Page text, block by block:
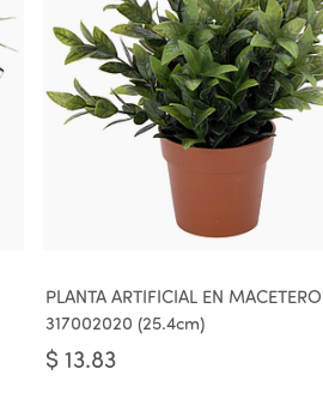
PLANTA ARTIFICIAL EN MACETERO
317002020 (25.4cm)
$ 13.83